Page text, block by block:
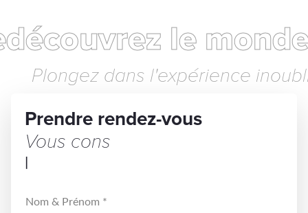
le
Plongez dans l'expérience
Prendre rendez-vous
Vous conseiller
|
Nom & Prénom *